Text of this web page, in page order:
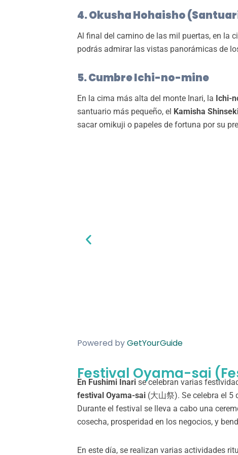
4. Okusha Hohaisho
Al final del camino de las mil puertas, en la
podrás admirar las vistas panorámicas de
5. Cumbre Ichi-no-mine
En la cima más alta del monte Inari, la Ichi-
santuario más pequeño, el Kamisha
sacar omikuji o papeles de fortuna por su
Powered byGetYourGuide
Festival Oyama-sai
En Fushimi Inari se celebran varias
festival Oyama-sai (大山祭). Se celebra el 5
Durante el festival se lleva a cabo una
cosecha, prosperidad en los negocios, y
En este día, se realizan varias actividades